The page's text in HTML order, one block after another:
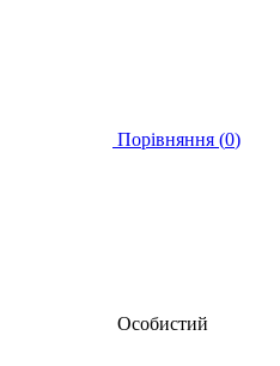
Порівняння (0)
Особистий